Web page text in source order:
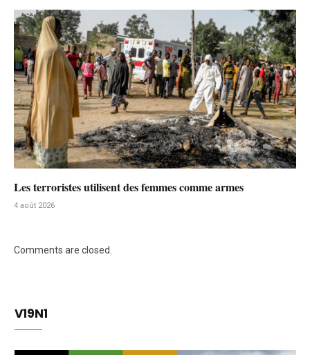
Les terroristes utilisent des femmes comme armes
4 août 2026
Comments are closed.
V19N1